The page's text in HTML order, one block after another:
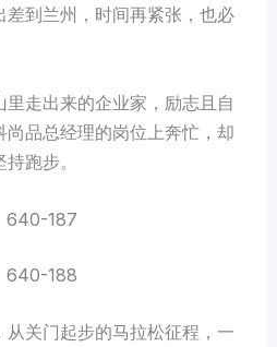
到兰州，时间再紧张，也必
走出来的企业家，励志且自
品总经理的岗位上奔忙，却
跑步。
关门起步的马拉松征程，一